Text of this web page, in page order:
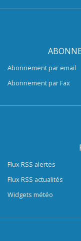
Abonnement par email
Abonnement par Fax
Flux RSS alertes
Flux RSS actualités
Widgets météo